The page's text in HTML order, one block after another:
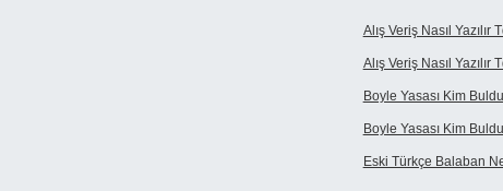
Alış Veriş Nasıl Yazılır
Alış Veriş Nasıl Yazılır
Boyle Yasası Kim Buldu
Boyle Yasası Kim Buldu
Eski Türkçe Balaban